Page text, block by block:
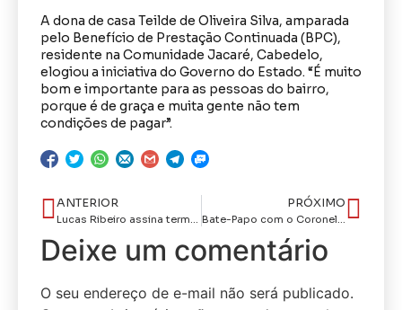
A dona de casa Teilde de Oliveira Silva, amparada
pelo Benefício de Prestação Continuada (BPC),
residente na Comunidade Jacaré, Cabedelo,
elogiou a iniciativa do Governo do Estado. “É muito
bom e importante para as pessoas do bairro,
porque é de graça e muita gente não tem
condições de pagar”.
ANTERIOR PRÓXIMO
Deixe um comentário
O seu endereço de e-mail não será publicado.